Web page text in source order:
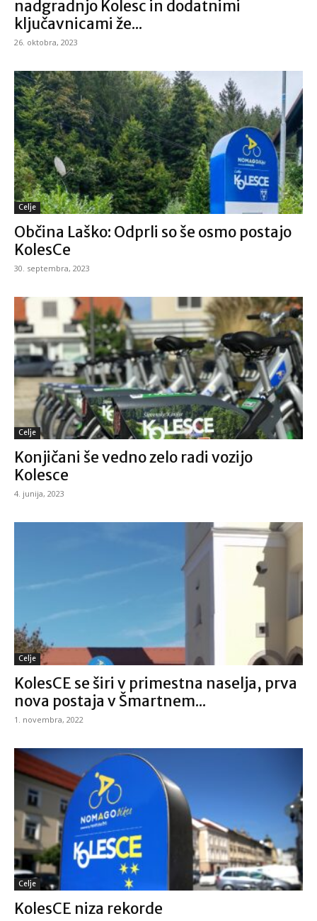
nadgradnjo Kolesc in dodatnimi
ključavnicami že...
26. oktobra, 2023
Celje
Občina Laško: Odprli so še osmo postajo
KolesCe
30. septembra, 2023
Celje
Konjičani še vedno zelo radi vozijo
Kolesce
4. junija, 2023
Celje
KolesCE se širi v primestna naselja, prva
nova postaja v Šmartnem...
1. novembra, 2022
Celje
KolesCE niza rekorde